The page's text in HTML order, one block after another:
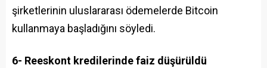
şirketlerinin uluslararası ödemelerde Bitcoin
kullanmaya başladığını söyledi.
6- Reeskont kredilerinde faiz düşürüldü